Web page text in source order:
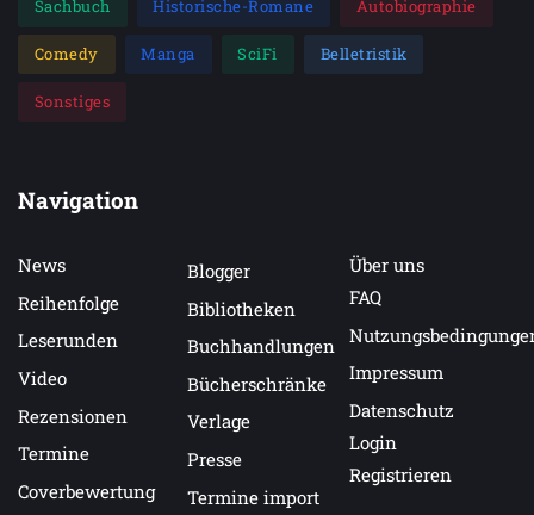
Sachbuch Historische-Romane Autobiographie
Comedy Manga SciFi Belletristik
Sonstiges
Navigation
News
Reihenfolge
Leserunden
Video
Rezensionen
Termine
Coverbewertung
Blogger
Bibliotheken
Buchhandlungen
Bücherschränke
Verlage
Presse
Termine import
Über uns
FAQ
Impressum
Datenschutz
Login
Registrieren